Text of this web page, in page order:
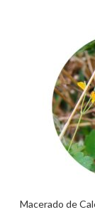
Macerado de